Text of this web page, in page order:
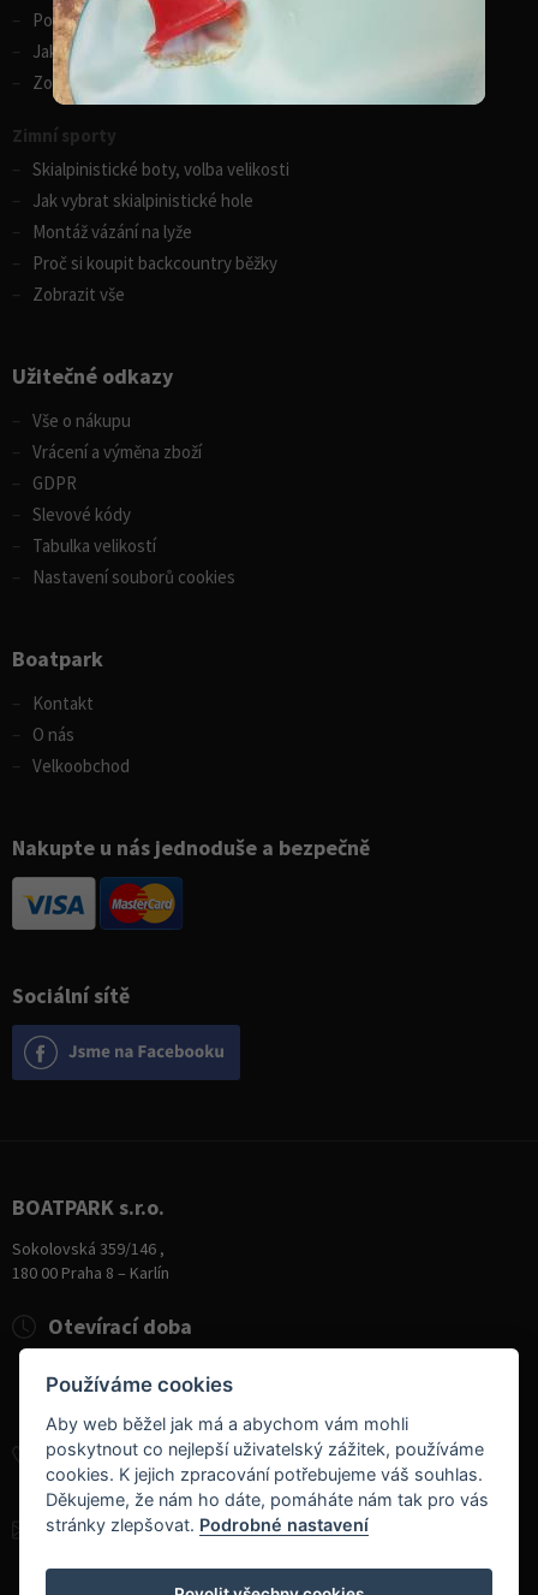
Sociální sítě
Porovnání kánoí Gumotex
Jak vybrat kajak
Zobrazit vše
Zimní sporty
Skialpinistické boty, volba velikosti
Jak vybrat skialpinistické hole
Montáž vázání na lyže
Proč si koupit backcountry běžky
Zobrazit vše
Užitečné odkazy
Vše o nákupu
Vrácení a výměna zboží
GDPR
Slevové kódy
Tabulka velikostí
Nastavení souborů cookies
Boatpark
Kontakt
O nás
Velkoobchod
Nakupte u nás jednoduše a bezpečně
BOATPARK s.r.o.
Sokolovská 359/146 ,
180 00 Praha 8 – Karlín
+420 284 826 787
+420 604 728 042
info@boatpark.cz
Otevírací doba
Úterý - Pátek
10:00 - 19:00
Sobota
9:00 - 14:00
Používáme cookies
Aby web běžel jak má a abychom vám mohli
poskytnout co nejlepší uživatelský zážitek, používáme
cookies. K jejich zpracování potřebujeme váš souhlas.
Děkujeme, že nám ho dáte, pomáháte nám tak pro vás
stránky zlepšovat. Podrobné nastavení